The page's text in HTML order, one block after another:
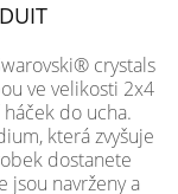
crystals
ve velikosti 2x4
do ucha.
která zvyšuje
dostanete
jsou navrženy a